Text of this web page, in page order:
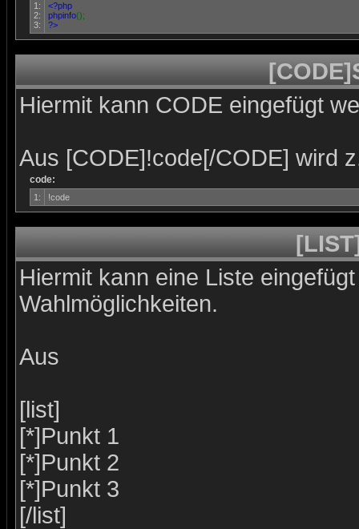
1:
2:
3:
<?php
phpinfo();
?>
Hiermit kann CODE eingefügt
Aus [CODE]!code[/CODE] wird
code:
1: !code
Hiermit kann eine Liste
Wahlmöglichkeiten.
Aus
[list]
[*]Punkt 1
[*]Punkt 2
[*]Punkt 3
[/list]